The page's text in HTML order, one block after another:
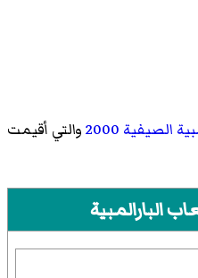
الصيفية 2000
والتي أقيمت
البارالمبية